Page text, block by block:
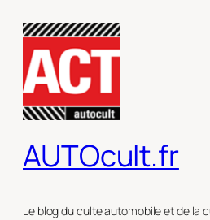
contenu
AUTOcult.fr
Le blog du culte automobile et de la